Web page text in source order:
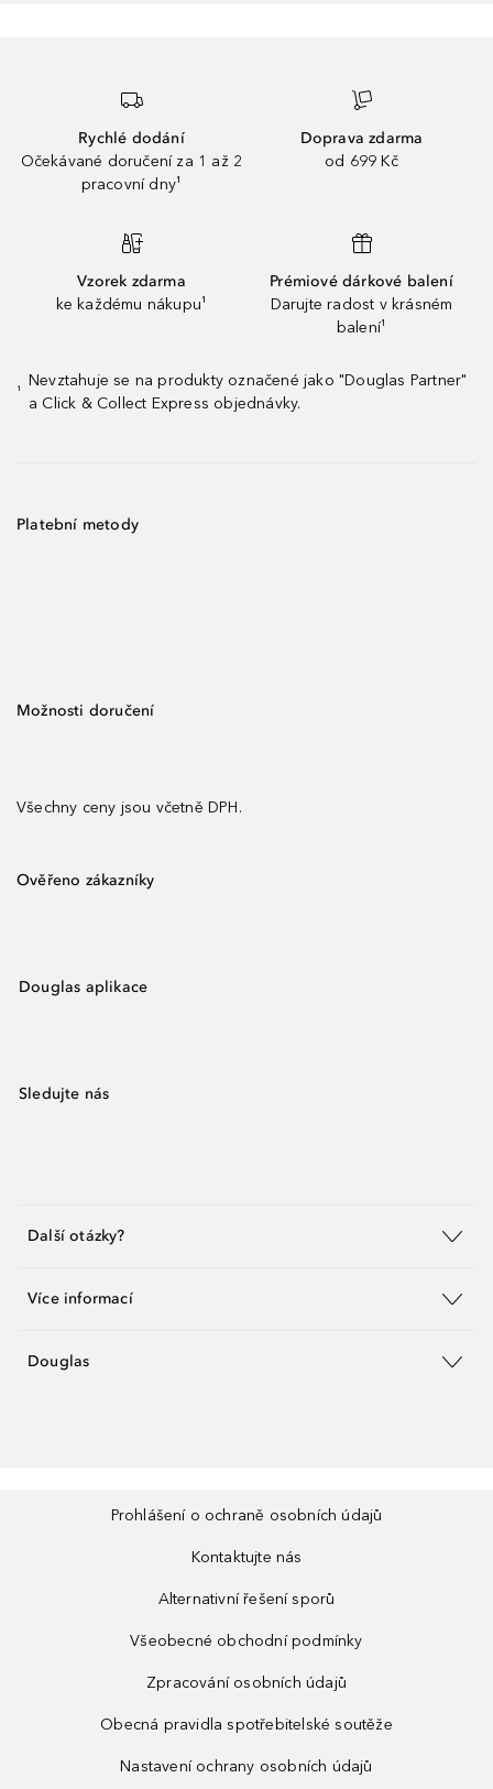
Rychlé dodání
Očekávané doručení za 1 až 2
pracovní dny¹
Doprava zdarma
od 699 Kč
Vzorek zdarma
ke každému nákupu¹
Prémiové dárkové balení
Darujte radost v krásném
balení¹
¹
Nevztahuje se na produkty označené jako "Douglas Partner"
a Click & Collect Express objednávky.
Platební metody
Možnosti doručení
Všechny ceny jsou včetně DPH.
Ověřeno zákazníky
Douglas aplikace
Sledujte nás
Další otázky?
Více informací
Douglas
Prohlášení o ochraně osobních údajů
Kontaktujte nás
Alternativní řešení sporů
Všeobecné obchodní podmínky
Zpracování osobních údajů
Obecná pravidla spotřebitelské soutěže
Nastavení ochrany osobních údajů